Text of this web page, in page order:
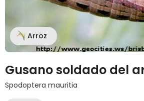
Arroz
Gusano soldado del
Spodoptera mauritia